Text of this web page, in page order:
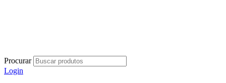
Procurar
Login